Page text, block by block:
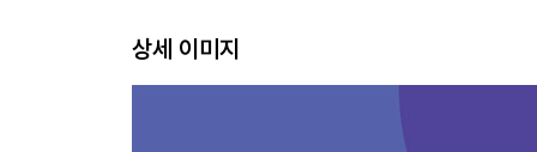
몸통 들기
목 스트레칭
상세 이미지